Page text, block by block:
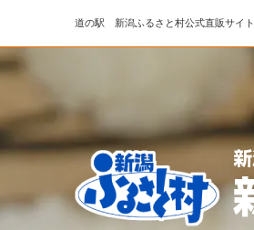
道の駅 新潟ふるさと村公式直販サイト